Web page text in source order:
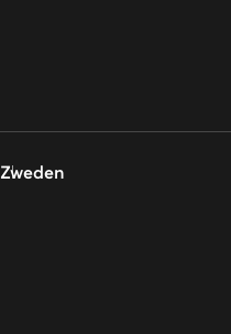
Zweden